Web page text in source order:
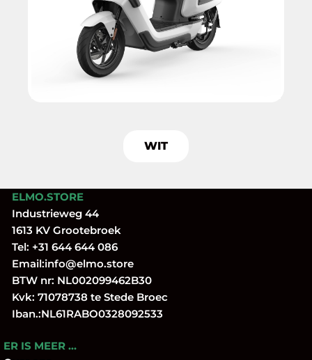
WIT
ELMO.STORE
Industrieweg 44
1613 KV Grootebroek
Tel: +31 644 644 086
Email:info@elmo.store
BTW nr: NL002099462B30
Kvk: 71078738 te Stede Broec
Iban.:NL61RABO0328092533
ER IS MEER …